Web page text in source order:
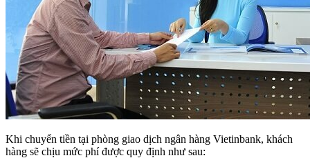
Khi chuyển tiền tại phòng giao dịch ngân hàng Vietinbank, khách
hàng sẽ chịu mức phí được quy định như sau: